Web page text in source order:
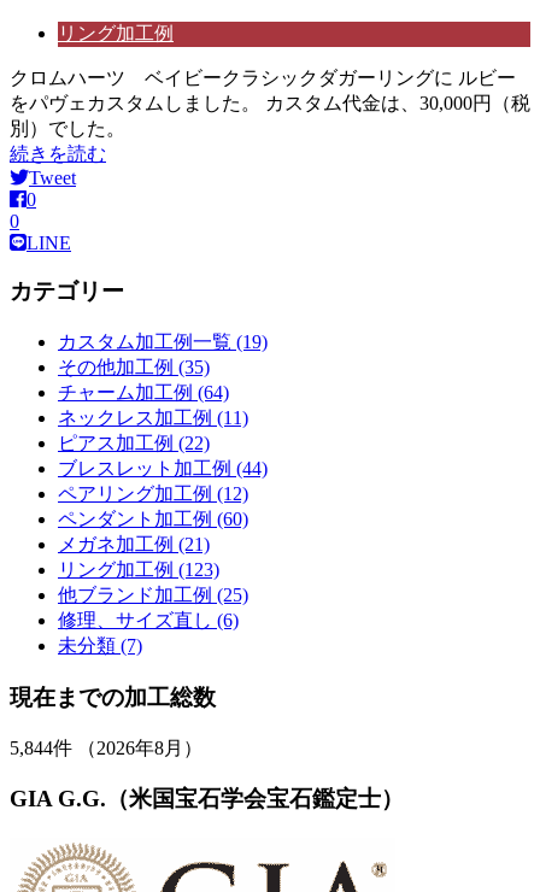
リング加工例
クロムハーツ ベイビークラシックダガーリングに ルビー
をパヴェカスタムしました。 カスタム代金は、30,000円（税
別）でした。
続きを読む
Tweet
0
0
LINE
カテゴリー
カスタム加工例一覧 (19)
その他加工例 (35)
チャーム加工例 (64)
ネックレス加工例 (11)
ピアス加工例 (22)
ブレスレット加工例 (44)
ペアリング加工例 (12)
ペンダント加工例 (60)
メガネ加工例 (21)
リング加工例 (123)
他ブランド加工例 (25)
修理、サイズ直し (6)
未分類 (7)
現在までの加工総数
5,844件 （2026年8月）
GIA G.G.（米国宝石学会宝石鑑定士）